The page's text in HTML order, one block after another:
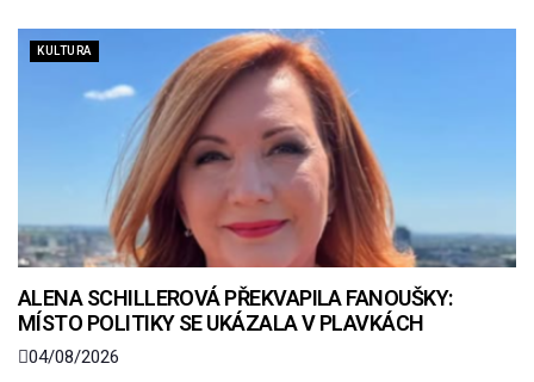
KULTURA
ALENA SCHILLEROVÁ PŘEKVAPILA FANOUŠKY:
MÍSTO POLITIKY SE UKÁZALA V PLAVKÁCH
04/08/2026